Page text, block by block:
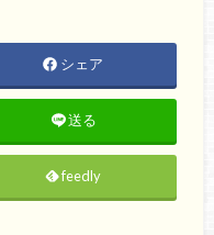
シェア
送る
feedly